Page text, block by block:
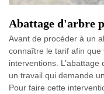
Abattage d'arbre
Avant de procéder à un
connaître le tarif afin
interventions.
un travail qui demande
Pour faire cette